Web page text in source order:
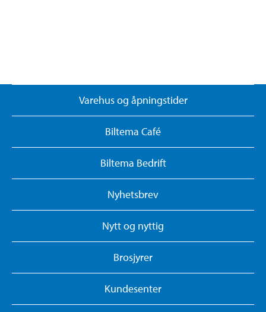
Varehus og åpningstider
Biltema Café
Biltema Bedrift
Nyhetsbrev
Nytt og nyttig
Brosjyrer
Kundesenter